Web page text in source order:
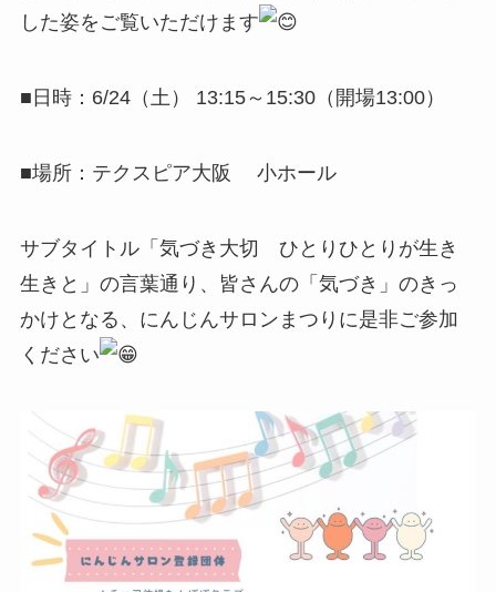
した姿をご覧いただけます
■日時：6/24（土） 13:15～15:30（開場13:00）
■場所：テクスピア大阪 小ホール
サブタイトル「気づき大切 ひとりひとりが生き
生きと」の言葉通り、皆さんの「気づき」のきっ
かけとなる、にんじんサロンまつりに是非ご参加
ください